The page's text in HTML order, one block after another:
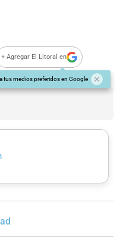
+ Agregar El Litoral en
tus medios preferidos en Google